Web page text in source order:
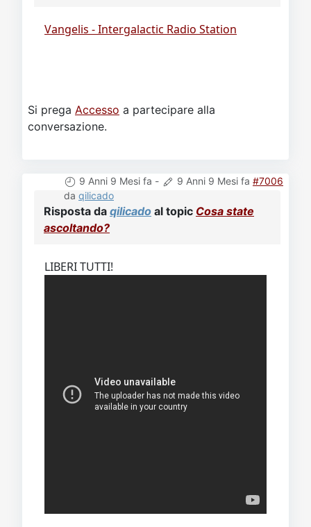
Vangelis - Intergalactic Radio Station
Si prega Accesso a partecipare alla
conversazione.
9 Anni 9 Mesi fa - 9 Anni 9 Mesi fa #7006
da qilicado
Risposta da qilicado al topic Cosa state
ascoltando?
LIBERI TUTTI!